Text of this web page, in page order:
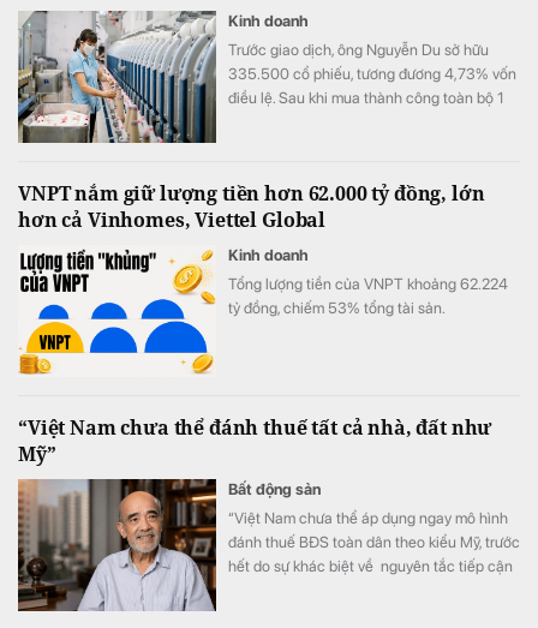
Kinh doanh
Trước giao dịch, ông Nguyễn Du sở hữu
335.500 cổ phiếu, tương đương 4,73% vốn
điều lệ. Sau khi mua thành công toàn bộ 1
VNPT nắm giữ lượng tiền hơn 62.000 tỷ đồng, lớn
hơn cả Vinhomes, Viettel Global
Kinh doanh
Tổng lượng tiền của VNPT khoảng 62.224
tỷ đồng, chiếm 53% tổng tài sản.
“Việt Nam chưa thể đánh thuế tất cả nhà, đất như
Mỹ”
Bất động sản
“Việt Nam chưa thể áp dụng ngay mô hình
đánh thuế BĐS toàn dân theo kiểu Mỹ, trước
hết do sự khác biệt về nguyên tắc tiếp cận